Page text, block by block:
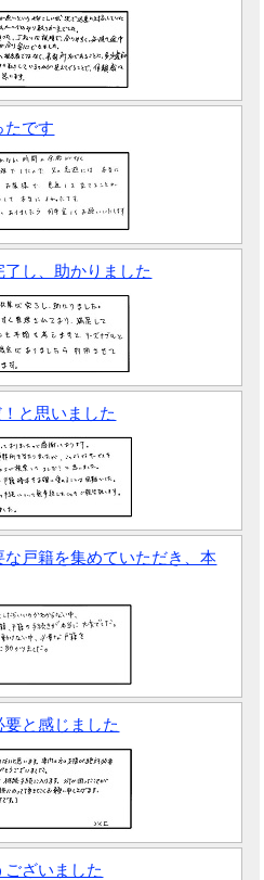
たです
し、助かりました
と思いました
戸籍を集めていただき、本
と感じました
ざいました